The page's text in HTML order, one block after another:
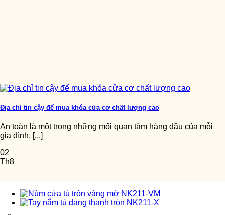
Địa chỉ tin cậy để mua khóa cửa cơ chất lượng cao
An toàn là một trong những mối quan tâm hàng đầu của mỗi
gia đình. [...]
02
Th8